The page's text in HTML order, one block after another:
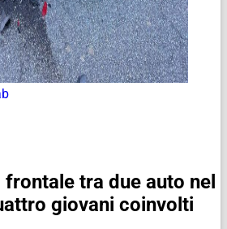
frontale tra due auto nel
giovani coinvolti